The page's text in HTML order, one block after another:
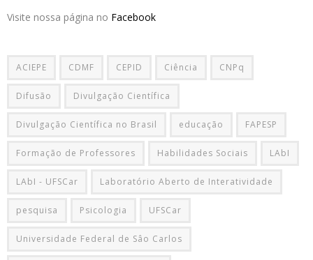
Visite nossa página no Facebook
ACIEPE CDMF CEPID Ciência CNPq
Difusão Divulgação Científica
Divulgação Científica no Brasil educação FAPESP
Formação de Professores Habilidades Sociais LAbI
LAbI - UFSCar Laboratório Aberto de Interatividade
pesquisa Psicologia UFSCar
Universidade Federal de Sâo Carlos